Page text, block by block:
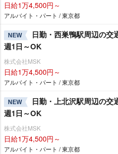
日給1万4,500円～
アルバイト・パート / 東京都
NEW
日勤・西巣鴨駅周辺の交
週1日～OK
株式会社MSK
日給1万4,500円～
アルバイト・パート / 東京都
NEW
日勤・上北沢駅周辺の交
週1日～OK
株式会社MSK
日給1万4,500円～
アルバイト・パート / 東京都